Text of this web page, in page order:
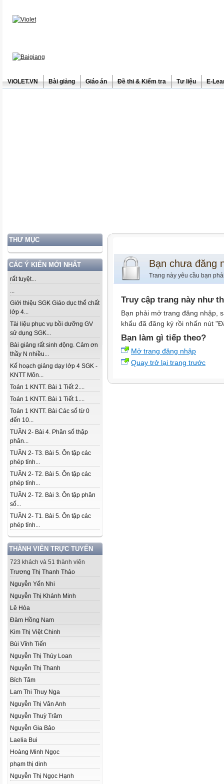
ViOLET.VN Bài giảng Giáo án Đề thi & Kiểm tra Tư liệu E-
THƯ MỤC
CÁC Ý KIẾN MỚI NHẤT
rất tuyệt...
...
Giới thiệu SGK Giáo dục thể chất
lớp 4...
Tài liệu phục vụ bồi dưỡng GV
sử dụng SGK...
Bài giảng rất sinh động. Cảm ơn
thầy N nhiều...
Kế hoạch giảng dạy lớp 4 SGK -
KNTT Môn...
Toán 1 KNTT. Bài 1 Tiết 2....
Toán 1 KNTT. Bài 1 Tiết 1....
Toán 1 KNTT. Bài Các số từ 0
đến 10...
TUẦN 2- Bài 4. Phân số thập
phân...
TUẦN 2- T3. Bài 5. Ôn tập các
phép tính...
TUẦN 2- T2. Bài 5. Ôn tập các
phép tính...
TUẦN 2- T2. Bài 3. Ôn tập phân
số...
TUẦN 2- T1. Bài 5. Ôn tập các
phép tính...
THÀNH VIÊN TRỰC TUYẾN
723 khách và 51 thành viên
Trương Thị Thanh Thảo
Nguyễn Yến Nhi
Nguyễn Thị Khánh Minh
Lê Hòa
Đàm Hồng Nam
Kim Thị Việt Chinh
Bùi Vĩnh Tiến
Nguyễn Thị Thúy Loan
Nguyễn Thị Thanh
Bích Tâm
Lam Thi Thuy Nga
Nguyễn Thị Vân Anh
Nguyễn Thuỳ Trâm
Nguyễn Gia Bảo
Laelia Bui
Hoàng Minh Ngọc
phạm thị dinh
Nguyễn Thị Ngọc Hạnh
Bạn chưa đăng
Trang này yêu cầu bạn
Truy cập trang này như
Bạn phải mở trang đăng nhập,
khẩu đã đăng ký rồi nhấn nút
Bạn làm gì tiếp theo?
Mở trang đăng nhập
Quay trở lại trang trước